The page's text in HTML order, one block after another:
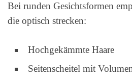
Bei runden Gesichtsformen
die optisch strecken:
Hochgekämmte Haare
Seitenscheitel mit